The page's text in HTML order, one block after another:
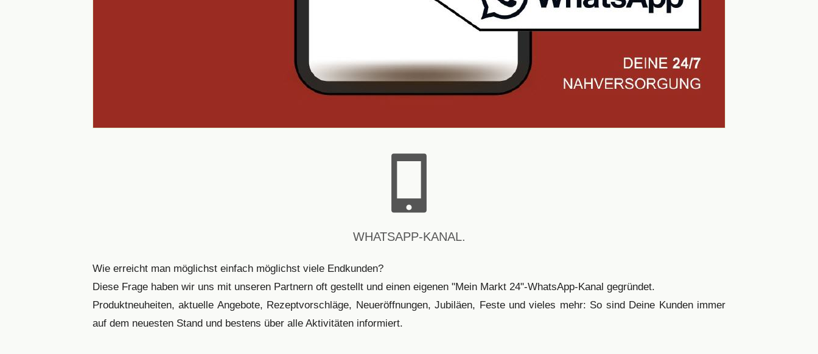
WHATSAPP-KANAL.
Wie erreicht man möglichst einfach möglichst viele Endkunden?
Diese Frage haben wir uns mit unseren Partnern oft gestellt und einen eigenen "Mein Markt 24"-WhatsApp-Kanal gegründet.
Produktneuheiten, aktuelle Angebote, Rezeptvorschläge, Neueröffnungen, Jubiläen, Feste und vieles mehr: So sind Deine Kunden immer
auf dem neuesten Stand und bestens über alle Aktivitäten informiert.